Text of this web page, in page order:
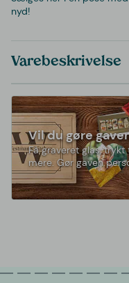
nyd!
Varebeskrivelse
Vil du gøre
Få graveret glas,
mere. Gør gaven